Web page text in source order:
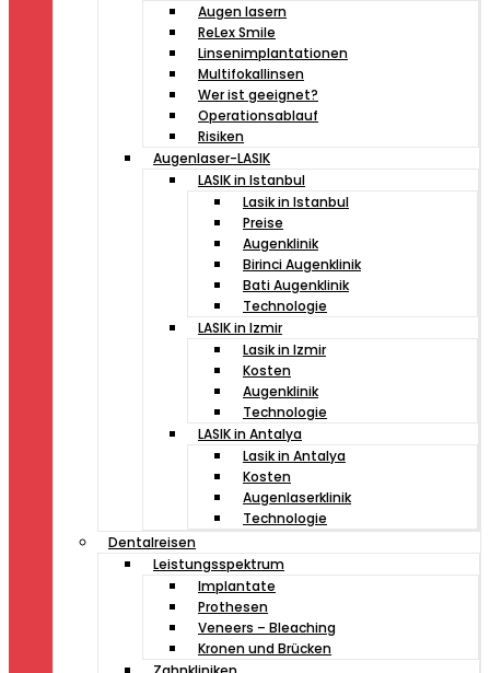
Augen lasern
ReLex Smile
Linsenimplantationen
Multifokallinsen
Wer ist geeignet?
Operationsablauf
Risiken
Augenlaser-LASIK
LASIK in Istanbul
Lasik in Istanbul
Preise
Augenklinik
Birinci Augenklinik
Bati Augenklinik
Technologie
LASIK in Izmir
Lasik in Izmir
Kosten
Augenklinik
Technologie
LASIK in Antalya
Lasik in Antalya
Kosten
Augenlaserklinik
Technologie
Dentalreisen
Leistungsspektrum
Implantate
Prothesen
Veneers – Bleaching
Kronen und Brücken